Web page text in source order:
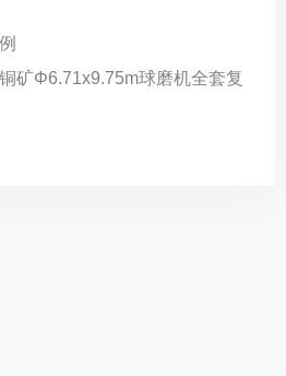
矿Φ6.71x9.75m球磨机全套复